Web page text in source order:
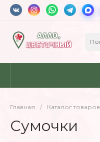
Главная / Каталог товаров
Сумочки